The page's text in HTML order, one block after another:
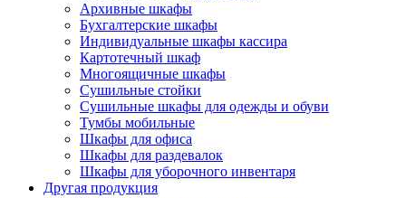
Архивные шкафы
Бухгалтерские шкафы
Индивидуальные шкафы кассира
Картотечный шкаф
Многоящичные шкафы
Сушильные стойки
Сушильные шкафы для одежды и обуви
Тумбы мобильные
Шкафы для офиса
Шкафы для раздевалок
Шкафы для уборочного инвентаря
Другая продукция